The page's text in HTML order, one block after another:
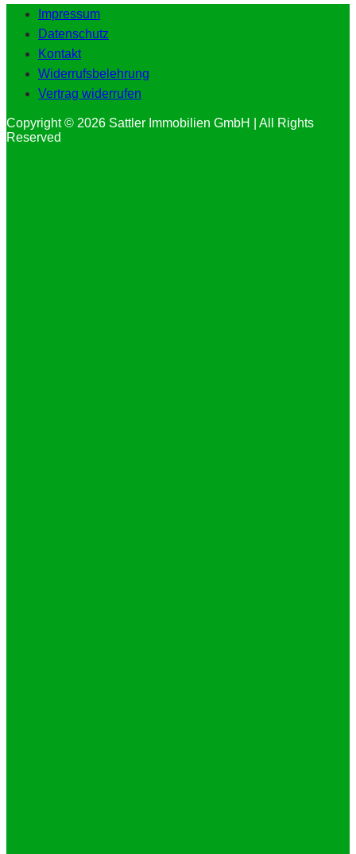
Impressum
Datenschutz
Kontakt
Widerrufsbelehrung
Vertrag widerrufen
Copyright © 2026 Sattler Immobilien GmbH | All Rights
Reserved